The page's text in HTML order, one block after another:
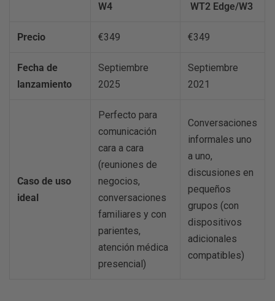
W4 WT2 Edge/W3
Precio €349 €349
Fecha de
lanzamiento
Septiembre
2025
Septiembre
2021
Caso de uso
ideal
Perfecto para
comunicación
cara a cara
(reuniones de
negocios,
conversaciones
familiares y con
parientes,
atención médica
presencial)
Conversaciones
informales uno
a uno,
discusiones en
pequeños
grupos (con
dispositivos
adicionales
compatibles)